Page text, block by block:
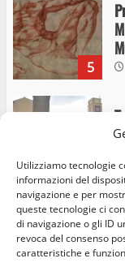
Utilizziamo tecnologie
informazioni del
navigazione e per
queste tecnologie ci
di navigazione o gli ID
revoca del consenso
caratteristiche e
5
6
Home